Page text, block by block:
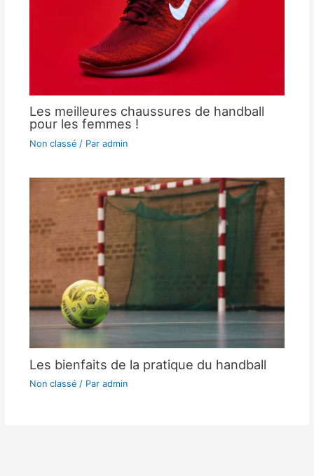
Les meilleures chaussures de handball
pour les femmes !
Non classé/ Par admin
Les bienfaits de la pratique du handball
Non classé/ Par admin